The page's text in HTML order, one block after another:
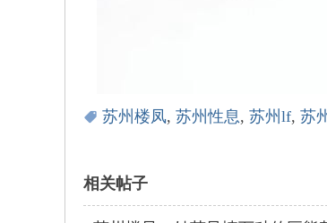
苏州楼凤, 苏州性息, 苏州lf, 苏
相关帖子